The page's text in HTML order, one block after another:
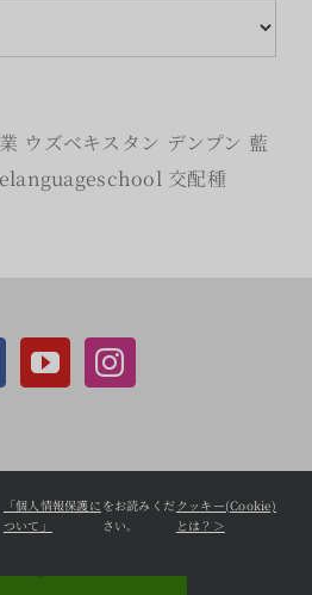
ウズベキスタン デンプン 藍
交配種
Shopifyサイト
「個人情報保護に
ついて」
をお読みくだ
さい。
クッキー(Cookie)
とは？＞